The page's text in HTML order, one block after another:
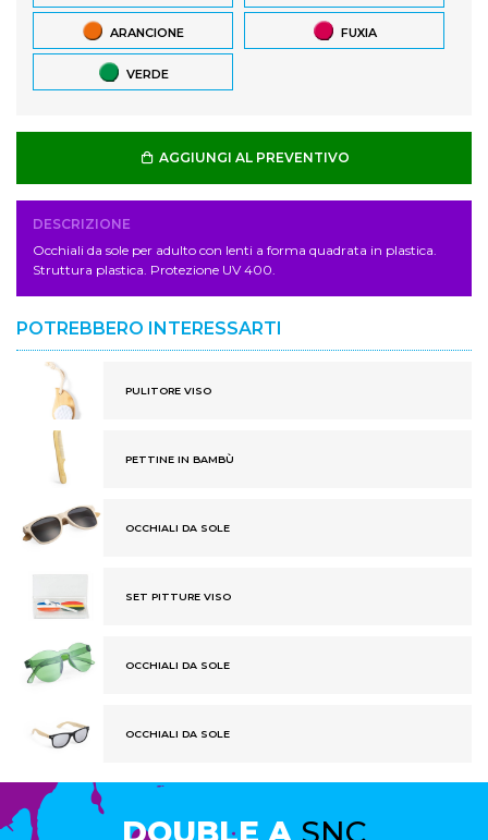
ARANCIONE FUXIA
VERDE
AGGIUNGI AL PREVENTIVO
DESCRIZIONE
Occhiali da sole per adulto con lenti a forma quadrata in plastica.
Struttura plastica. Protezione UV 400.
POTREBBERO INTERESSARTI
PULITORE VISO
PETTINE IN BAMBÙ
OCCHIALI DA SOLE
SET PITTURE VISO
OCCHIALI DA SOLE
OCCHIALI DA SOLE
DOUBLE A SNC